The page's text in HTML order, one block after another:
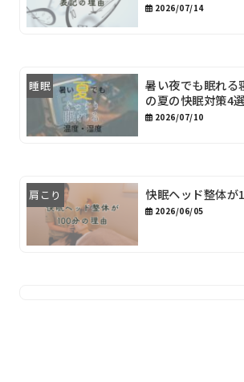
2026/07/14
睡眠
暑い夜でも眠れる
の夏の快眠対策4選
2026/07/10
肩こり 快眠ヘッド整体が
2026/06/05